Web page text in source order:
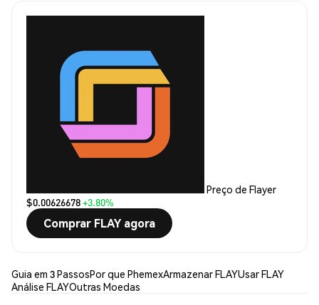
Preço de Flayer
$0.00626678+3.80%
Comprar FLAY agora
Guia em 3 PassosPor que PhemexArmazenar FLAYUsar FLAY
Análise FLAYOutras Moedas